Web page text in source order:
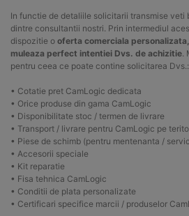
In functie de detaliile solicitarii transmise veti
dintre consultantii nostri. Prin intermediul
dispozitie o oferta comerciala
muleaza perfect intentiei Dvs. de achizitie
pentru ceea ce poate contine solicitarea Dvs.:
• Cotatie pret CamLogic dedicata
• Orice produse din gama CamLogic
• Disponibilitate stoc / termen de livrare
• Transport / livrare pentru CamLogic pe
• Piese de schimb (pentru mentenanta /
• Accesorii speciale
• Kit reparatie
• Fisa tehnica CamLogic
• Conditii de plata personalizate
• Certificari specifice marcii / produselor